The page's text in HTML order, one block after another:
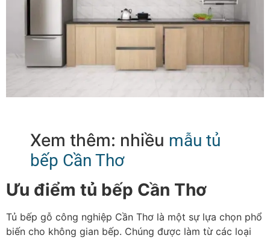
Xem thêm: nhiều mẫu tủ
bếp Cần Thơ
Ưu điểm tủ bếp Cần Thơ
Tủ bếp gỗ công nghiệp Cần Thơ là một sự lựa chọn phổ
biến cho không gian bếp. Chúng được làm từ các loại